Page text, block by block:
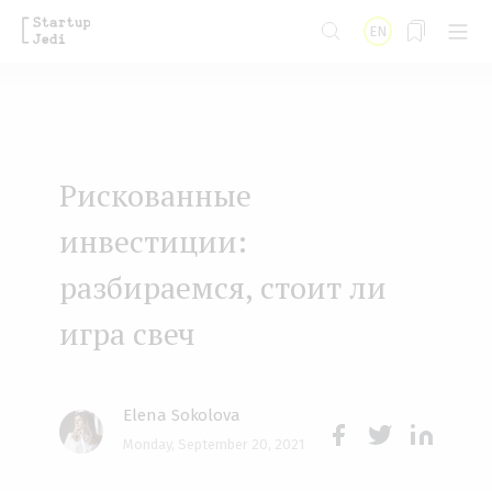
EN
Рискованные
инвестиции:
разбираемся, стоит ли
игра свеч
Elena Sokolova
Monday, September 20, 2021